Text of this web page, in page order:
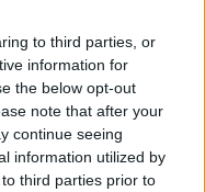
to third parties, or
information for
the below opt-out
note that after your
continue seeing
information utilized by
third parties prior to
telegram di